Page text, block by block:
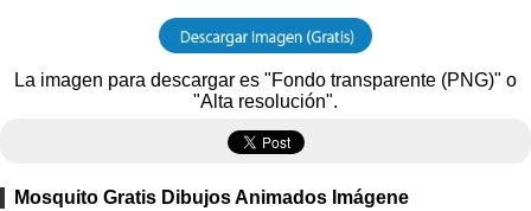
La imagen para descargar es "Fondo transparente (PNG)" o
"Alta resolución".
Mosquito Gratis Dibujos Animados Imágene